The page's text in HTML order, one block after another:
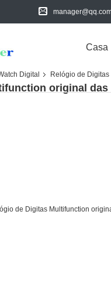
Casa
Digital Relógio de
original